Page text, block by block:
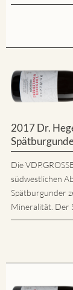
2017 Dr.
Die
südwestlichen
Spätburgunder
Mineralität. Der